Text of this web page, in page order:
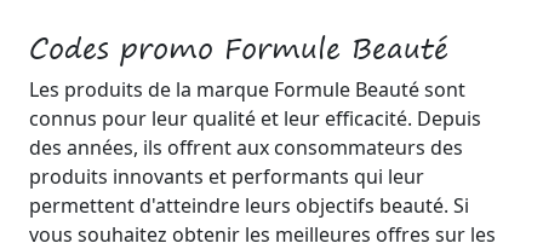
Codes promo Formule Beauté
Les produits de la marque Formule Beauté sont
connus pour leur qualité et leur efficacité. Depuis
des années, ils offrent aux consommateurs des
produits innovants et performants qui leur
permettent d'atteindre leurs objectifs beauté. Si
vous souhaitez obtenir les meilleures offres sur les